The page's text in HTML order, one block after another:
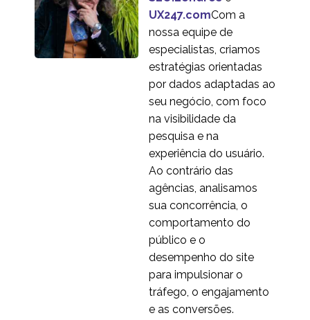
UX247.comCom a
nossa equipe de
especialistas, criamos
estratégias orientadas
por dados adaptadas ao
seu negócio, com foco
na visibilidade da
pesquisa e na
experiência do usuário.
Ao contrário das
agências, analisamos
sua concorrência, o
comportamento do
público e o
desempenho do site
para impulsionar o
tráfego, o engajamento
e as conversões.